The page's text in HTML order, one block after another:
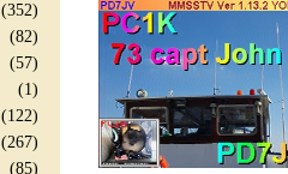
(352)
(82)
(57)
(1)
(122)
(267)
(85)